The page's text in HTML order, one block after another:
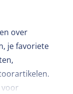
over
je favoriete